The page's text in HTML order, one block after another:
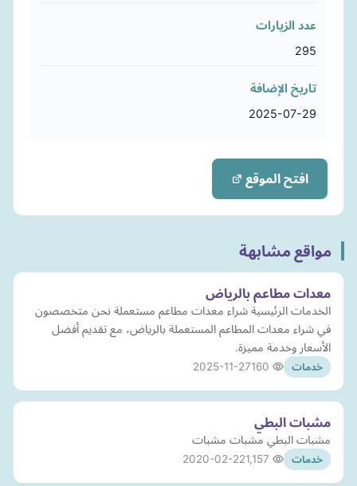
عدد الزيارات
295
تاريخ الإضافة
2025-07-29
افتح الموقع
مواقع مشابهة
معدات مطاعم بالرياض
الخدمات الرئيسية شراء معدات مطاعم مستعملة نحن متخصصون
في شراء معدات المطاعم المستعملة بالرياض، مع تقديم أفضل
الأسعار وخدمة مميزة.
خدمات 2025-11-27
مشبات البطي
مشبات البطي مشبات مشبات
خدمات 2020-02-22